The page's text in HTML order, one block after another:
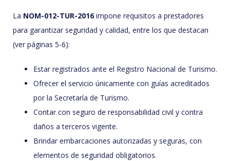
La NOM-012-TUR-2016 impone requisitos a prestadores
para garantizar seguridad y calidad, entre los que destacan
(ver páginas 5-6):
Estar registrados ante el Registro Nacional de Turismo.
Ofrecer el servicio únicamente con guías acreditados
por la Secretaría de Turismo.
Contar con seguro de responsabilidad civil y contra
daños a terceros vigente.
Brindar embarcaciones autorizadas y seguras, con
elementos de seguridad obligatorios.